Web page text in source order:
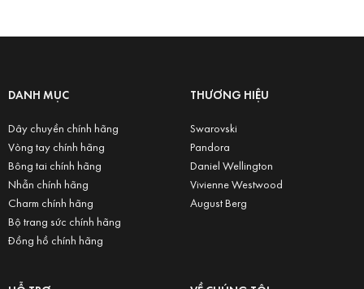
DANH MỤC
Dây chuyền chính hãng
Vòng tay chính hãng
Bông tai chính hãng
Nhẫn chính hãng
Charm chính hãng
Bộ trang sức chính hãng
Đồng hồ chính hãng
THƯƠNG HIỆU
Swarovski
Pandora
Daniel Wellington
Vivienne Westwood
August Berg